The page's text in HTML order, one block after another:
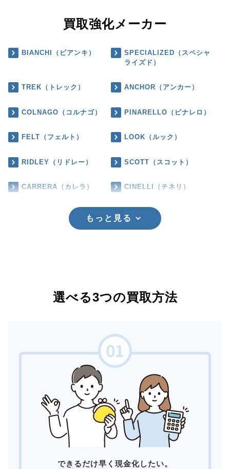
買取強化メーカー
BIANCHI（ビアンキ）
SPECIALIZED（スペシャ
ライズド）
TREK（トレック） ANCHOR（アンカー）
COLNAGO（コルナゴ） PINARELLO（ピナレロ）
FELT（フェルト） LOOK（ルック）
RIDLEY（リドレー） SCOTT（スコット）
CARRERA（カレラ） CINELLI（チネリ）
もっと見る
選べる3つの買取方法
できるだけ早く現金化したい。